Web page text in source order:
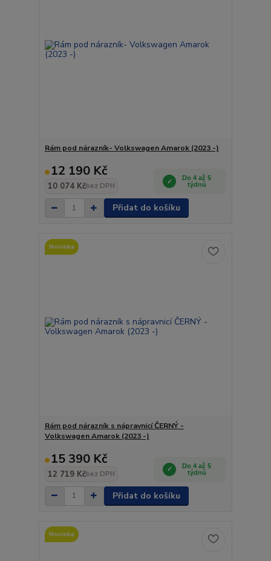
Rám pod nárazník- Volkswagen Amarok (2023 -)
12 190 Kč
10 074 Kčbez DPH
Do 4 až 5
týdnů
Přidat do košíku
Novinka
Rám pod nárazník s nápravnicí ČERNÝ -
Volkswagen Amarok (2023 -)
15 390 Kč
12 719 Kčbez DPH
Do 4 až 5
týdnů
Přidat do košíku
Novinka